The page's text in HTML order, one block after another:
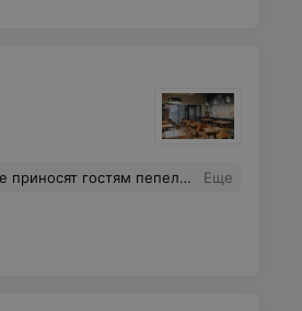
дышать табаком, то это место не для вас... Еще